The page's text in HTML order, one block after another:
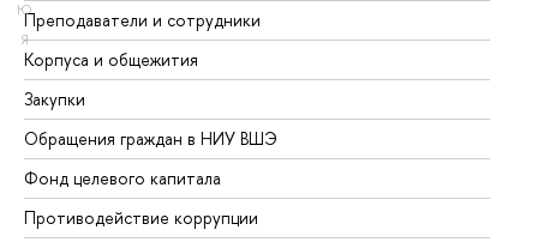
Ю
Я
Преподаватели и сотрудники
Корпуса и общежития
Закупки
Обращения граждан в НИУ ВШЭ
Фонд целевого капитала
Противодействие коррупции